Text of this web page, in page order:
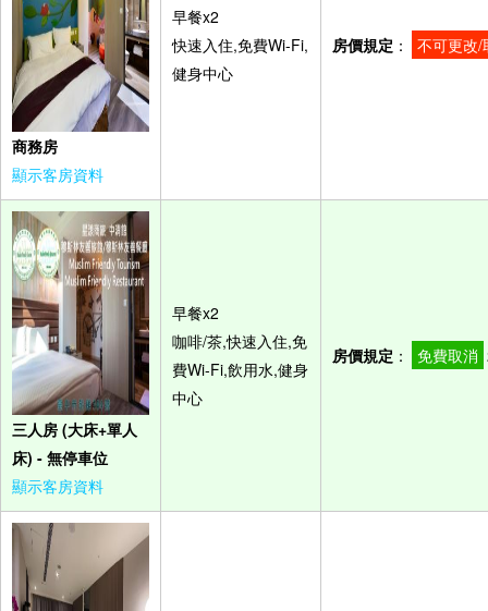
商務房
顯示客房資料
早餐x2
快速入住,免費Wi-Fi,
健身中心
房價規定 ： 不可更改/
三人房 (大床+單人
床) - 無停車位
顯示客房資料
早餐x2
咖啡/茶,快速入住,免
費Wi-Fi,飲用水,健身
中心
房價規定 ： 免費取消